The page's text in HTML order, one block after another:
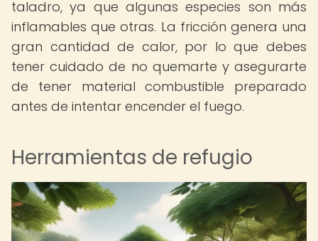
taladro, ya que algunas especies son más
inflamables que otras. La fricción genera una
gran cantidad de calor, por lo que debes
tener cuidado de no quemarte y asegurarte
de tener material combustible preparado
antes de intentar encender el fuego.
Herramientas de refugio